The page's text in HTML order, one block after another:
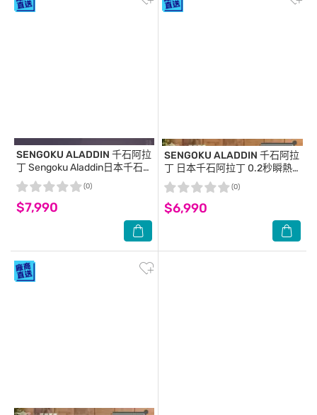
SENGOKU ALADDIN 千石阿拉
丁Sengoku Aladdin日本千石
阿拉丁神燈音箱-古典綠
$7,990
(0)
SENGOKU ALADDIN 千石阿拉
丁 日本千石阿拉丁 0.2秒瞬熱2
枚燒石墨烤箱(綠色)
$6,990
(0)